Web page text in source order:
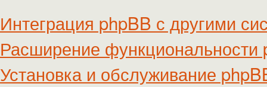
Интеграция phpBB с другими
Расширение функциональности
Установка и обслуживание